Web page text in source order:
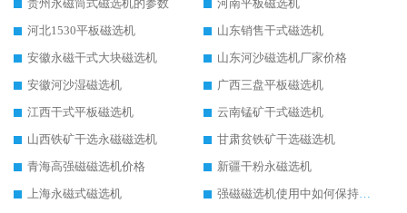
贵州永磁筒式磁选机的参数
河南平板磁选机
河北1530平板磁选机
山东销售干式磁选机
安徽永磁干式大块磁选机
山东河沙磁选机厂家价格
安徽河沙湿磁选机
广西三盘平板磁选机
江西干式平板磁选机
云南锰矿干式磁选机
山西铁矿干选永磁磁选机
甘肃贫铁矿干选磁选机
青海高强磁磁选机价格
新疆干粉永磁选机
上海永磁式磁选机
强磁磁选机使用中如何保持其顺畅运行